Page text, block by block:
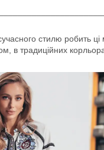
стилю робить
в традиційних